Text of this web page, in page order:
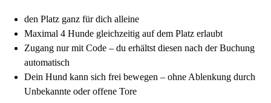
den Platz ganz für dich alleine
Maximal 4 Hunde gleichzeitig auf dem Platz erlaubt
Zugang nur mit Code – du erhältst diesen nach der Buchung
automatisch
Dein Hund kann sich frei bewegen – ohne Ablenkung durch
Unbekannte oder offene Tore